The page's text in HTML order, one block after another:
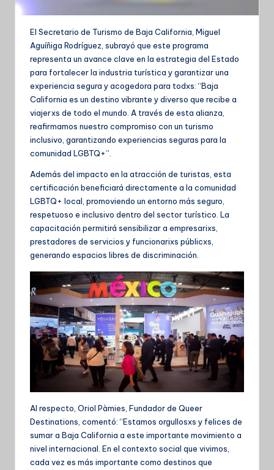
El Secretario de Turismo de Baja California, Miguel
Aguíñiga Rodríguez, subrayó que este programa
representa un avance clave en la estrategia del Estado
para fortalecer la industria turística y garantizar una
experiencia segura y acogedora para todxs: “Baja
California es un destino vibrante y diverso que recibe a
viajerxs de todo el mundo. A través de esta alianza,
reafirmamos nuestro compromiso con un turismo
inclusivo, garantizando experiencias seguras para la
comunidad LGBTQ+”.
Además del impacto en la atracción de turistas, esta
certificación beneficiará directamente a la comunidad
LGBTQ+ local, promoviendo un entorno más seguro,
respetuoso e inclusivo dentro del sector turístico. La
capacitación permitirá sensibilizar a empresarixs,
prestadores de servicios y funcionarixs públicxs,
generando espacios libres de discriminación.
Al respecto, Oriol Pàmies, Fundador de Queer
Destinations, comentó: “Estamos orgullosxs y felices de
sumar a Baja California a este importante movimiento a
nivel internacional. En el contexto social que vivimos,
cada vez es más importante como destinos que